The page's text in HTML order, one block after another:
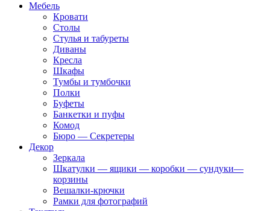
Мебель
Кровати
Столы
Стулья и табуреты
Диваны
Кресла
Шкафы
Тумбы и тумбочки
Полки
Буфеты
Банкетки и пуфы
Комод
Бюро — Секретеры
Декор
Зеркала
Шкатулки — ящики — коробки — сундуки—
корзины
Вешалки-крючки
Рамки для фотографий